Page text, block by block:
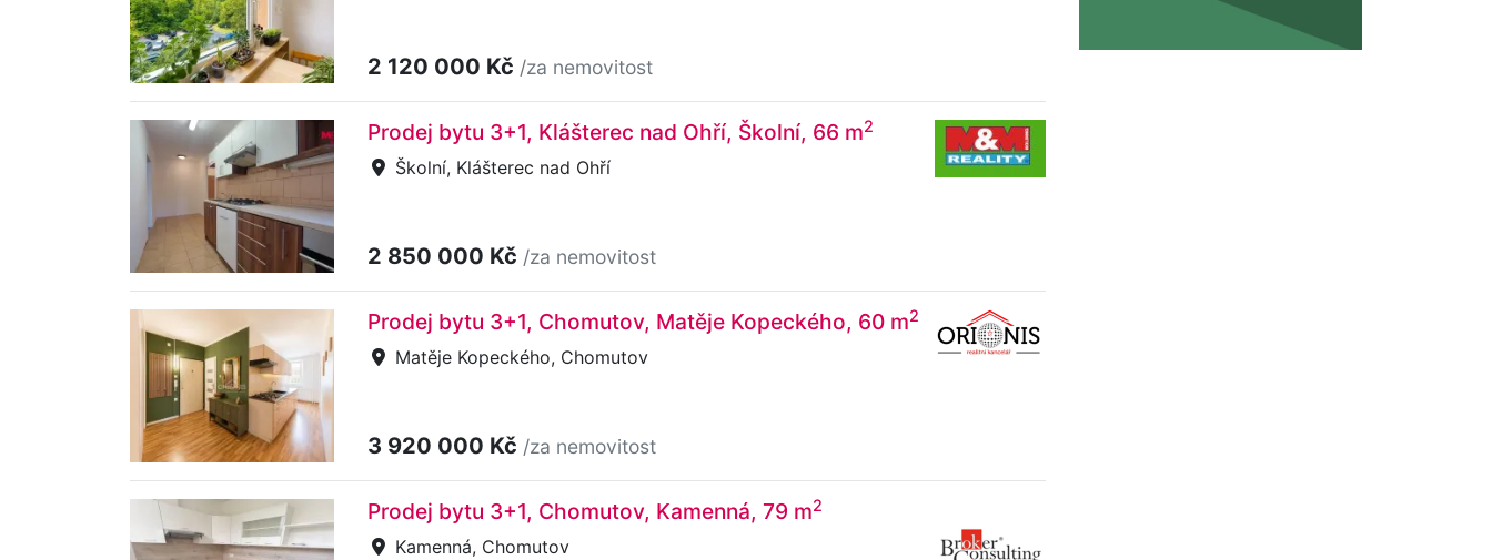
2 120 000 Kč /za nemovitost
Prodej bytu 3+1, Klášterec nad Ohří, Školní, 66 m2
Školní, Klášterec nad Ohří
2 850 000 Kč /za nemovitost
Prodej bytu 3+1, Chomutov, Matěje Kopeckého, 60 m2
Matěje Kopeckého, Chomutov
3 920 000 Kč /za nemovitost
Prodej bytu 3+1, Chomutov, Kamenná, 79 m2
Kamenná, Chomutov